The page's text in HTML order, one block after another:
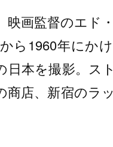
映画監督のエド
ら1960年にか
日本を撮影。ス
商店、新宿のラ